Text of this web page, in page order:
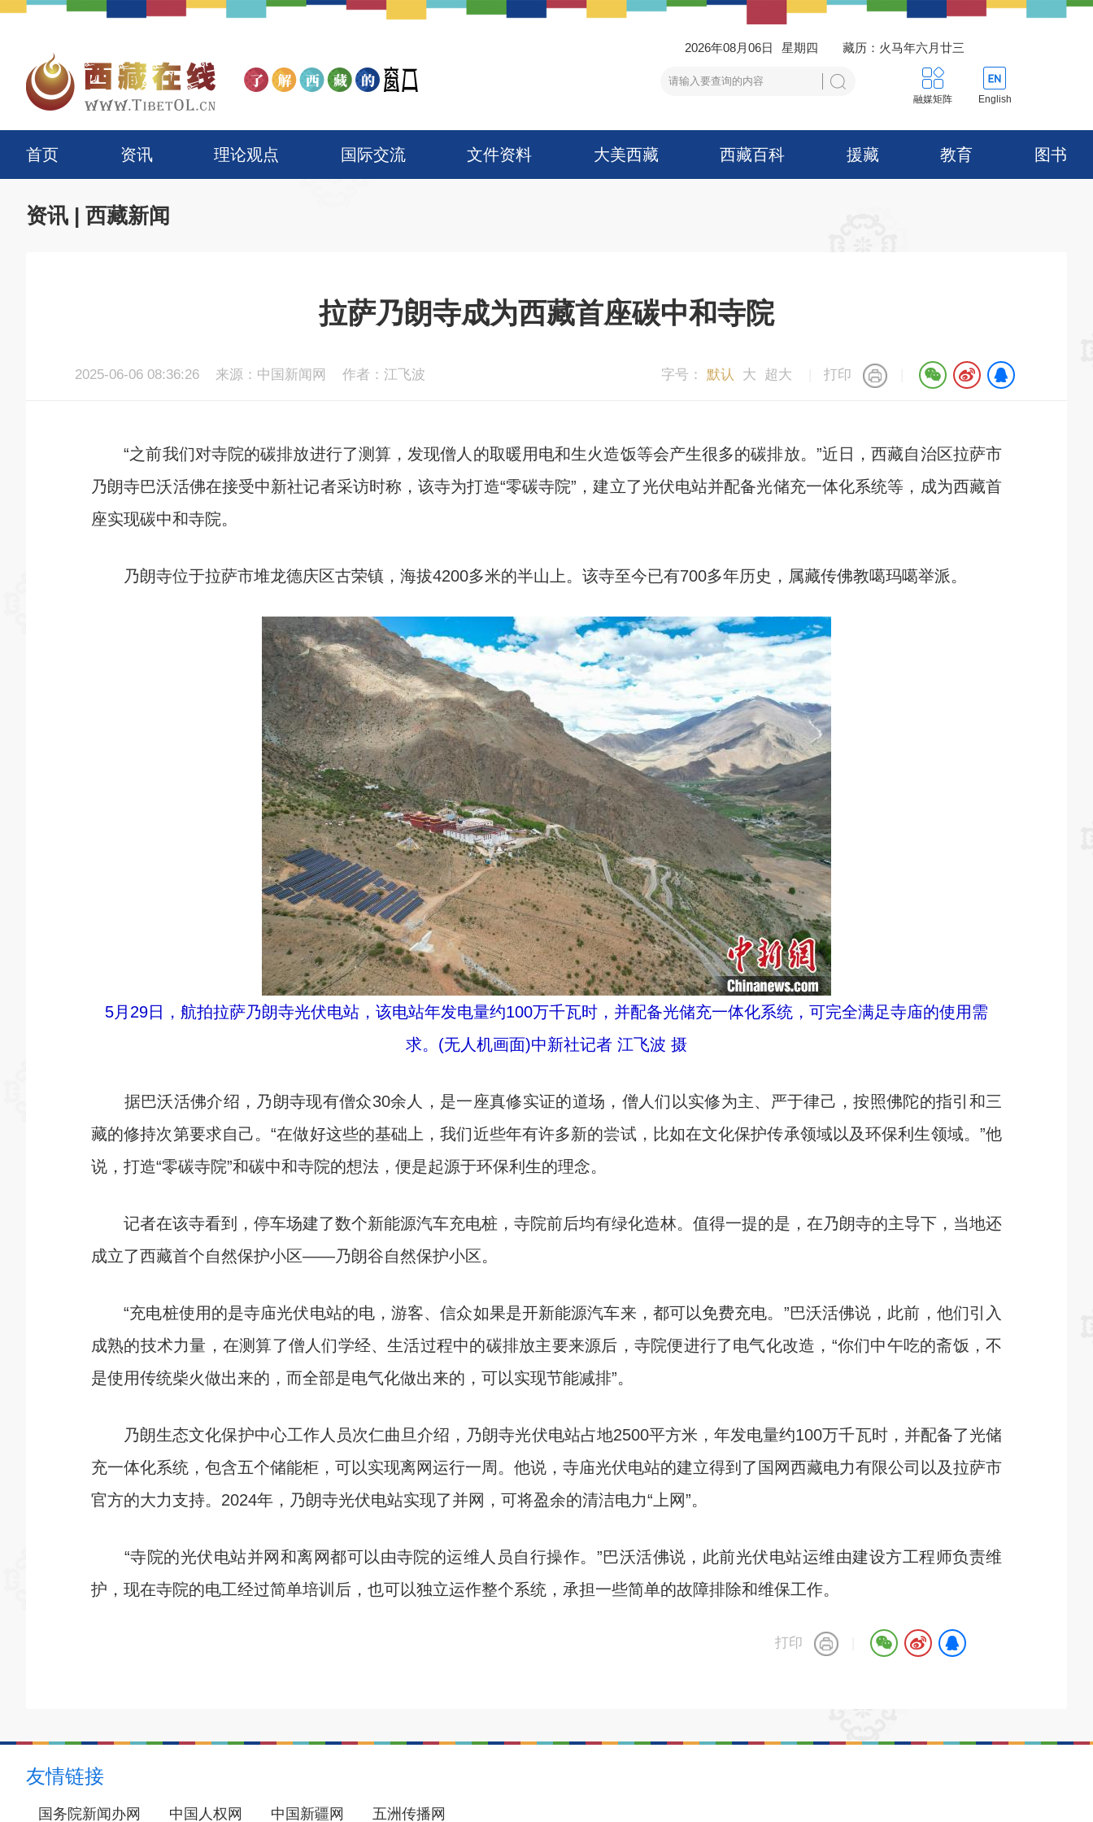
2026年08月06日 星期四 藏历：火马年六月廿三
融媒矩阵 English
首页 资讯 理论观点 国际交流 文件资料 大美西藏 西藏百科 援藏 教育 图书
资讯 | 西藏新闻
拉萨乃朗寺成为西藏首座碳中和寺院
2025-06-06 08:36:26 来源：中国新闻网 作者：江飞波 字号： 默认 大 超大 打印
“之前我们对寺院的碳排放进行了测算，发现僧人的取暖用电和生火造饭等会产生很多的碳排放。”近日，西藏自治区拉萨市
乃朗寺巴沃活佛在接受中新社记者采访时称，该寺为打造“零碳寺院”，建立了光伏电站并配备光储充一体化系统等，成为西藏首
座实现碳中和寺院。
乃朗寺位于拉萨市堆龙德庆区古荣镇，海拔4200多米的半山上。该寺至今已有700多年历史，属藏传佛教噶玛噶举派。
5月29日，航拍拉萨乃朗寺光伏电站，该电站年发电量约100万千瓦时，并配备光储充一体化系统，可完全满足寺庙的使用需
求。(无人机画面)中新社记者 江飞波 摄
据巴沃活佛介绍，乃朗寺现有僧众30余人，是一座真修实证的道场，僧人们以实修为主、严于律己，按照佛陀的指引和三
藏的修持次第要求自己。“在做好这些的基础上，我们近些年有许多新的尝试，比如在文化保护传承领域以及环保利生领域。”他
说，打造“零碳寺院”和碳中和寺院的想法，便是起源于环保利生的理念。
记者在该寺看到，停车场建了数个新能源汽车充电桩，寺院前后均有绿化造林。值得一提的是，在乃朗寺的主导下，当地还
成立了西藏首个自然保护小区——乃朗谷自然保护小区。
“充电桩使用的是寺庙光伏电站的电，游客、信众如果是开新能源汽车来，都可以免费充电。”巴沃活佛说，此前，他们引入
成熟的技术力量，在测算了僧人们学经、生活过程中的碳排放主要来源后，寺院便进行了电气化改造，“你们中午吃的斋饭，不
是使用传统柴火做出来的，而全部是电气化做出来的，可以实现节能减排”。
乃朗生态文化保护中心工作人员次仁曲旦介绍，乃朗寺光伏电站占地2500平方米，年发电量约100万千瓦时，并配备了光储
充一体化系统，包含五个储能柜，可以实现离网运行一周。他说，寺庙光伏电站的建立得到了国网西藏电力有限公司以及拉萨市
官方的大力支持。2024年，乃朗寺光伏电站实现了并网，可将盈余的清洁电力“上网”。
“寺院的光伏电站并网和离网都可以由寺院的运维人员自行操作。”巴沃活佛说，此前光伏电站运维由建设方工程师负责维
护，现在寺院的电工经过简单培训后，也可以独立运作整个系统，承担一些简单的故障排除和维保工作。
打印
友情链接
国务院新闻办网 中国人权网 中国新疆网 五洲传播网